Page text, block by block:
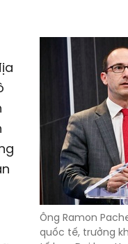
Ông Ramon
quốc tế, trưởng